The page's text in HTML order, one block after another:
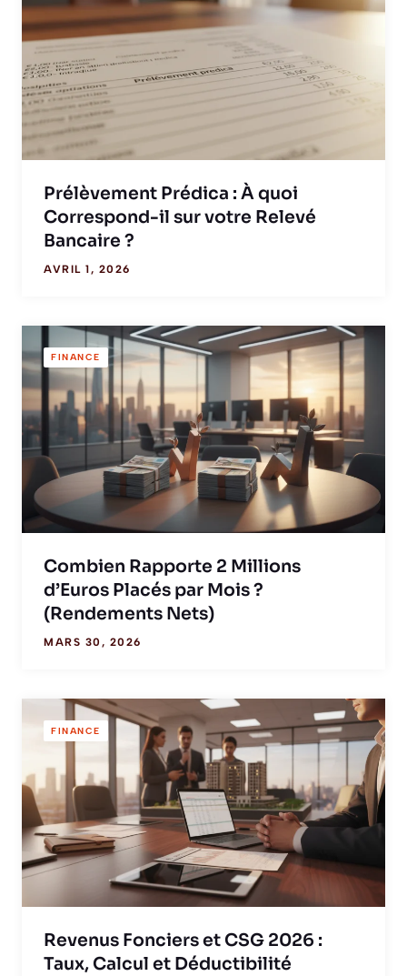
Prélèvement Prédica : À quoi
Correspond-il sur votre Relevé
Bancaire ?
AVRIL 1, 2026
FINANCE
Combien Rapporte 2 Millions
d’Euros Placés par Mois ?
(Rendements Nets)
MARS 30, 2026
FINANCE
Revenus Fonciers et CSG 2026 :
Taux, Calcul et Déductibilité